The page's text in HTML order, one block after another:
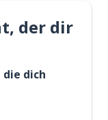
der dir
die dich